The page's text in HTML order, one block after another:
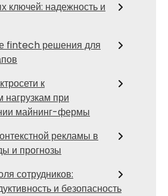
ключей: надежность и
fintech решения для
к
при
майнинг-фермы
рекламы в
и прогнозы
сотрудников:
и безопасность